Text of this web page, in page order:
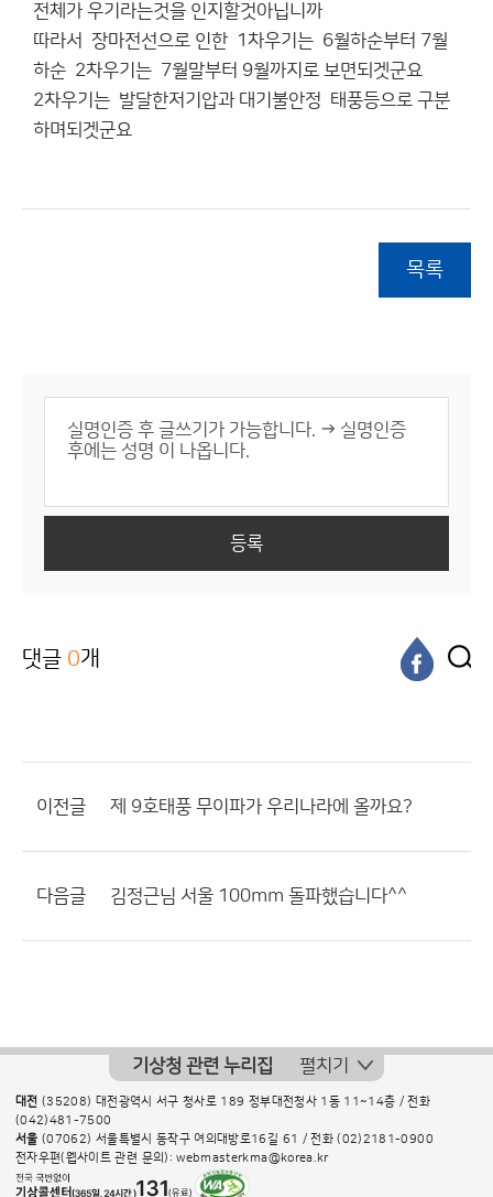
전체가 우기라는것을 인지할것아닙니까
따라서 장마전선으로 인한 1차우기는 6월하순부터 7월
하순 2차우기는 7월말부터 9월까지로 보면되겟군요
2차우기는 발달한저기압과 대기불안정 태풍등으로 구분
하며되겟군요
목록
등록
댓글 0개
이전글 제 9호태풍 무이파가 우리나라에 올까요?
다음글 김정근님 서울 100mm 돌파했습니다^^
기상청 관련 누리집 펼치기
대전 (35208) 대전광역시 서구 청사로 189 정부대전청사 1동 11~14층 / 전화
(042)481-7500
서울 (07062) 서울특별시 동작구 여의대방로16길 61 / 전화(02)2181-0900
전자우편(웹사이트 관련 문의): webmasterkma@korea.kr